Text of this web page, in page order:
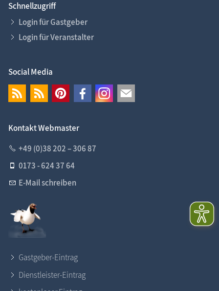
Schnellzugriff
Login für Gastgeber
Login für Veranstalter
Social Media
Kontakt Webmaster
+49 (0)38 202 – 306 87
0173 - 624 37 64
E-Mail schreiben
Gastgeber-Eintrag
Dienstleister-Eintrag